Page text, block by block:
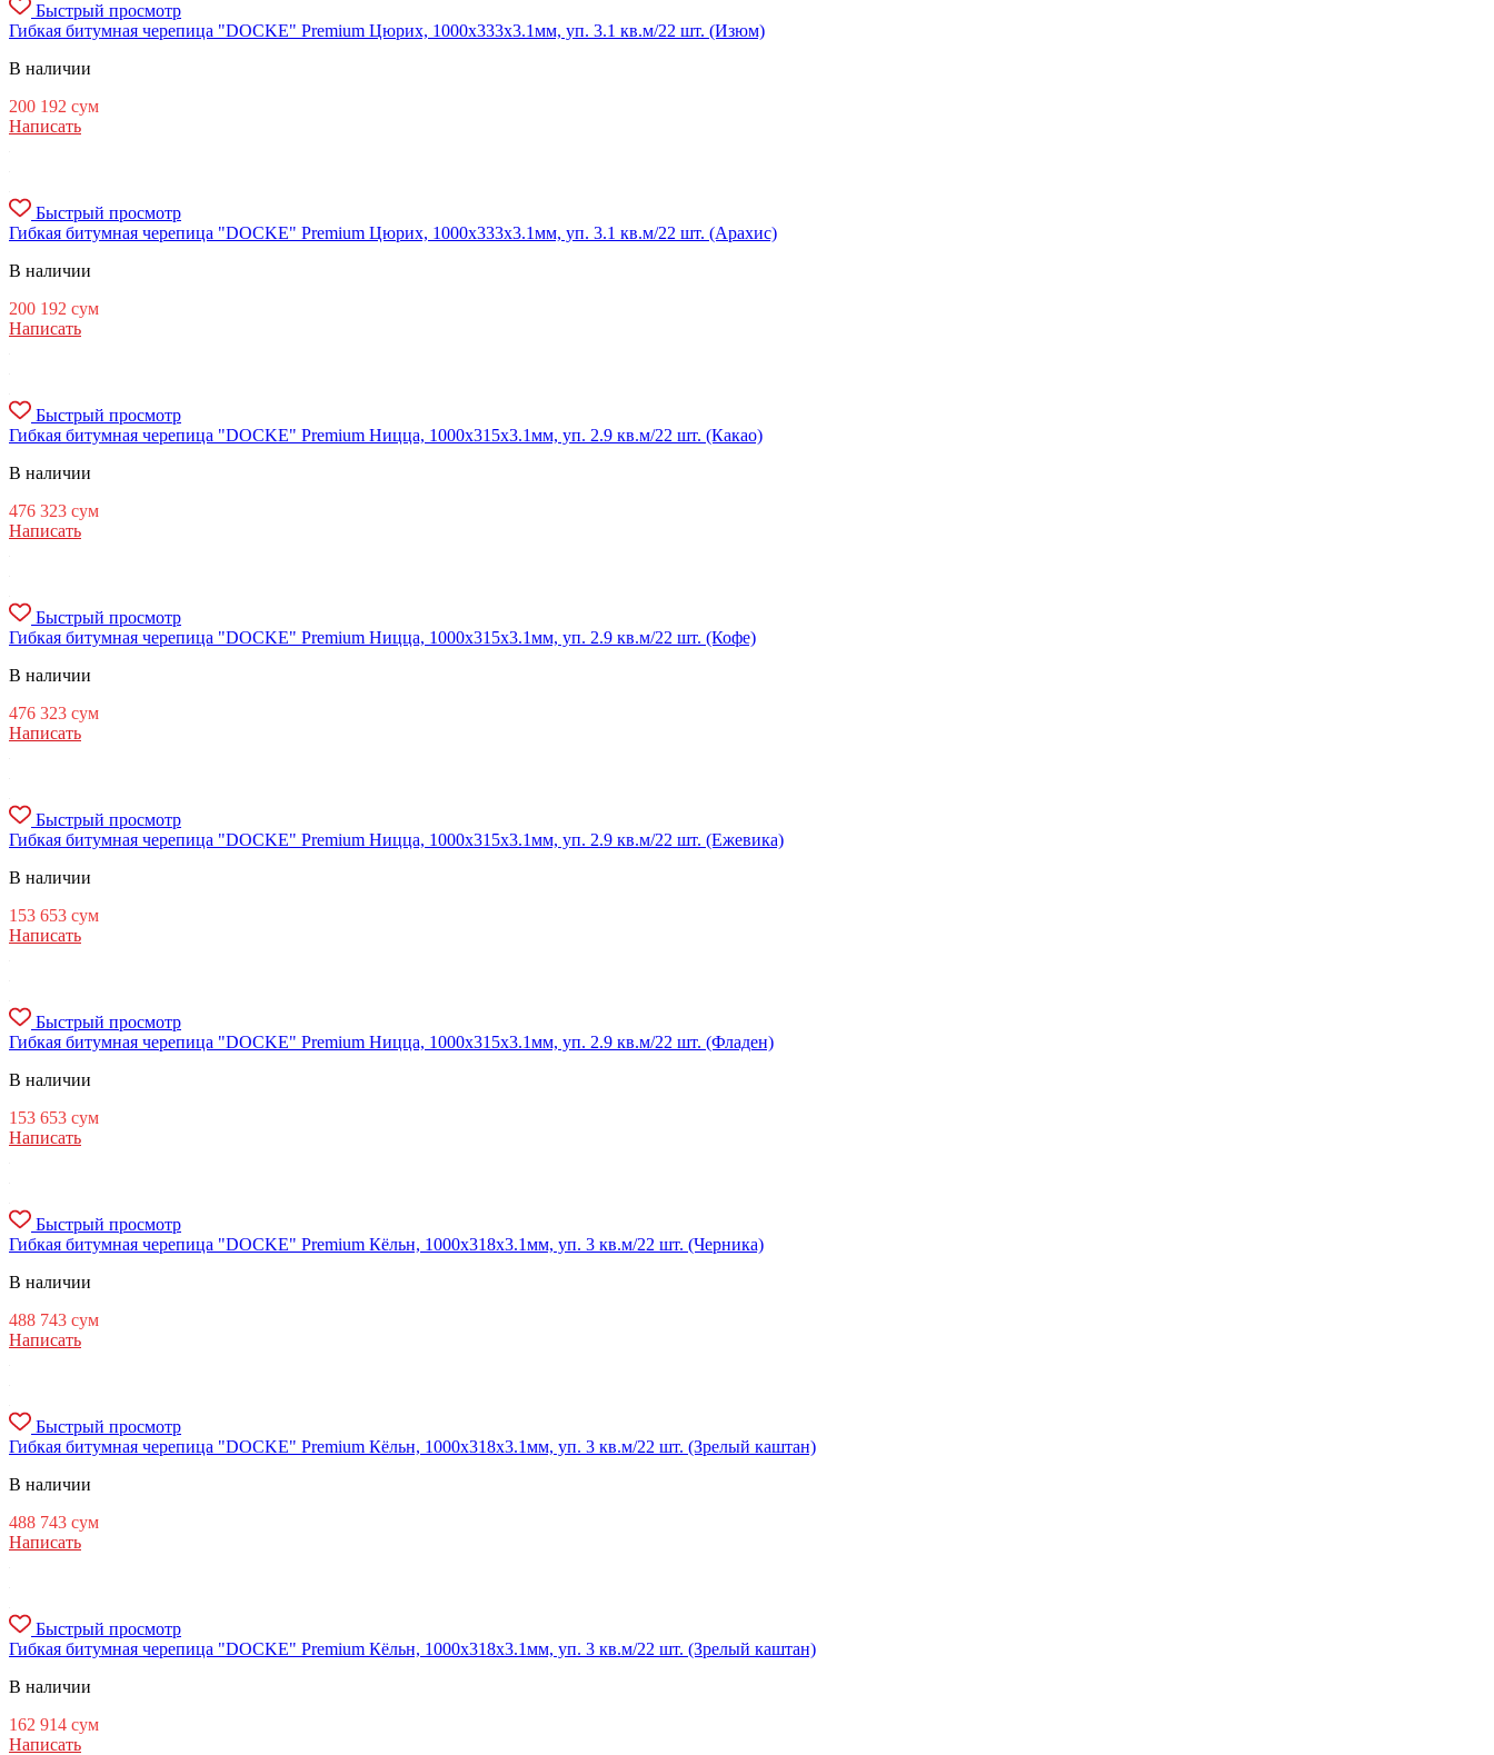
Быстрый просмотр
Гибкая битумная черепица "DOCKE" Premium Цюрих, 1000х333х3.1мм, уп. 3.1 кв.м/22 шт. (Изюм)
В наличии
200 192 сум
Написать
Быстрый просмотр
Гибкая битумная черепица "DOCKE" Premium Цюрих, 1000х333х3.1мм, уп. 3.1 кв.м/22 шт. (Арахис)
В наличии
200 192 сум
Написать
Быстрый просмотр
Гибкая битумная черепица "DOCKE" Premium Ницца, 1000х315х3.1мм, уп. 2.9 кв.м/22 шт. (Какао)
В наличии
476 323 сум
Написать
Быстрый просмотр
Гибкая битумная черепица "DOCKE" Premium Ницца, 1000х315х3.1мм, уп. 2.9 кв.м/22 шт. (Кофе)
В наличии
476 323 сум
Написать
Быстрый просмотр
Гибкая битумная черепица "DOCKE" Premium Ницца, 1000х315х3.1мм, уп. 2.9 кв.м/22 шт. (Ежевика)
В наличии
153 653 сум
Написать
Быстрый просмотр
Гибкая битумная черепица "DOCKE" Premium Ницца, 1000х315х3.1мм, уп. 2.9 кв.м/22 шт. (Фладен)
В наличии
153 653 сум
Написать
Быстрый просмотр
Гибкая битумная черепица "DOCKE" Premium Кёльн, 1000х318х3.1мм, уп. 3 кв.м/22 шт. (Черника)
В наличии
488 743 сум
Написать
Быстрый просмотр
Гибкая битумная черепица "DOCKE" Premium Кёльн, 1000х318х3.1мм, уп. 3 кв.м/22 шт. (Зрелый каштан)
В наличии
488 743 сум
Написать
Быстрый просмотр
Гибкая битумная черепица "DOCKE" Premium Кёльн, 1000х318х3.1мм, уп. 3 кв.м/22 шт. (Зрелый каштан)
В наличии
162 914 сум
Написать